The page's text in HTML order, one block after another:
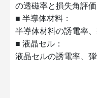
の透磁率と損失角評価
■ 半導体材料：
半導体材料の誘電率
■ 液晶セル：
液晶セルの誘電率、